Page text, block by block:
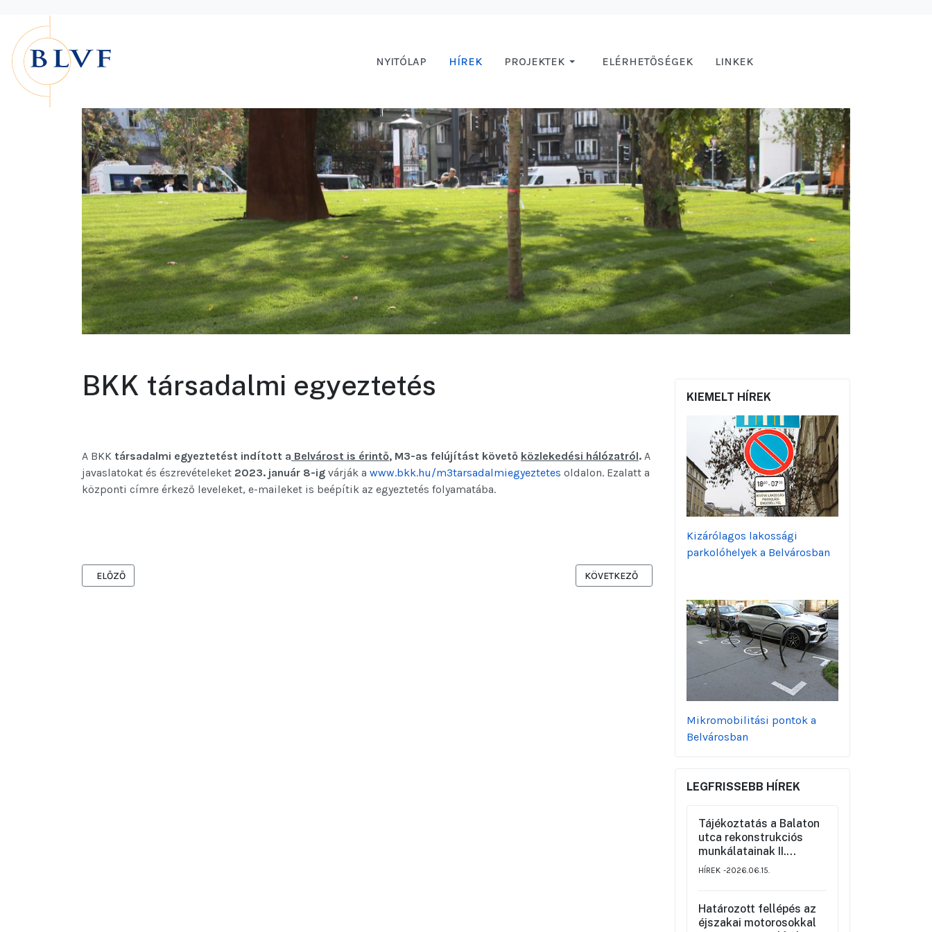
NYITÓLAP HÍREK PROJEKTEK ELÉRHETŐSÉGEK LINKEK
BKK társadalmi egyeztetés
A BKK társadalmi egyeztetést indított a Belvárost is érintő, M3-as felújítást követő közlekedési hálózatról. A
javaslatokat és észrevételeket 2023. január 8-ig várják a www.bkk.hu/m3tarsadalmiegyeztetes oldalon. Ezalatt a
központi címre érkező leveleket, e-maileket is beépítik az egyeztetés folyamatába.
ELŐZŐ CIKK: AZONNALI MŰSZAKI BEAVATKOZÁS KERETÉBEN A FŐVÁROSI CSATORNÁZÁSI MŰVEK CSATORNÁT JAVÍTANAK A HOLD UTCÁBAN, VÁLTOZIK A FORGALMI REND
ELŐZŐ KÖVETKEZŐ CIKK: TÁJÉKOZTATÁS AZ ÜNNEPEK ALATTI GYALOGOS
KÖVETKEZŐ
KIEMELT HÍREK
Kizárólagos lakossági
parkolóhelyek a Belvárosban
Mikromobilitási pontok a
Belvárosban
LEGFRISSEBB HÍREK
Tájékoztatás a Balaton
utca rekonstrukciós
munkálatainak II.
üteméről a Szemere
valamint a környék
ideiglenes forgalmi
HÍREK 2026.06.15.
Határozott fellépés az
éjszakai motorosokkal